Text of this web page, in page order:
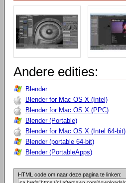
Andere edities:
Blender
Blender for Mac OS X (Intel)
Blender for Mac OS X (PPC)
Blender (Portable)
Blender for Mac OS X (Intel 64-bit)
Blender (portable 64-bit)
Blender (PortableApps)
HTML code om naar deze pagina te linken: